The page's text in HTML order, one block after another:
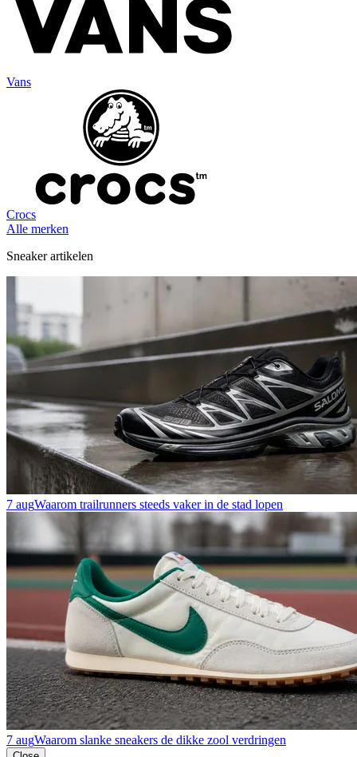
Vans
Crocs
Alle merken
Sneaker artikelen
7 augWaarom trailrunners steeds vaker in de stad lopen
7 augWaarom slanke sneakers de dikke zool verdringen